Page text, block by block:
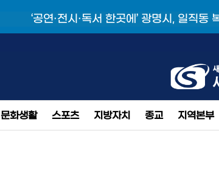
‘공연·전시·독서 한곳에’ 광명시, 일직
문화생활 스포츠 지방자치 종교 지역본부